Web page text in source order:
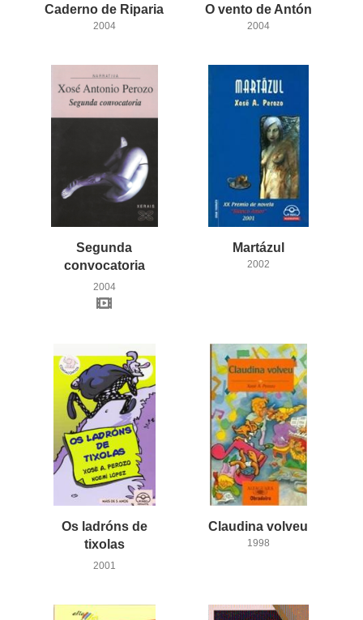
Caderno de Riparia
2004
O vento deAntón
2004
Segunda
convocatoria
2004
Martázul
2002
Os ladróns de
tixolas
2001
Claudina volveu
1998